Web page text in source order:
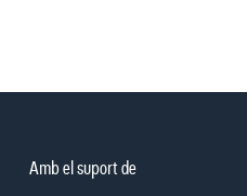
Amb el suport de